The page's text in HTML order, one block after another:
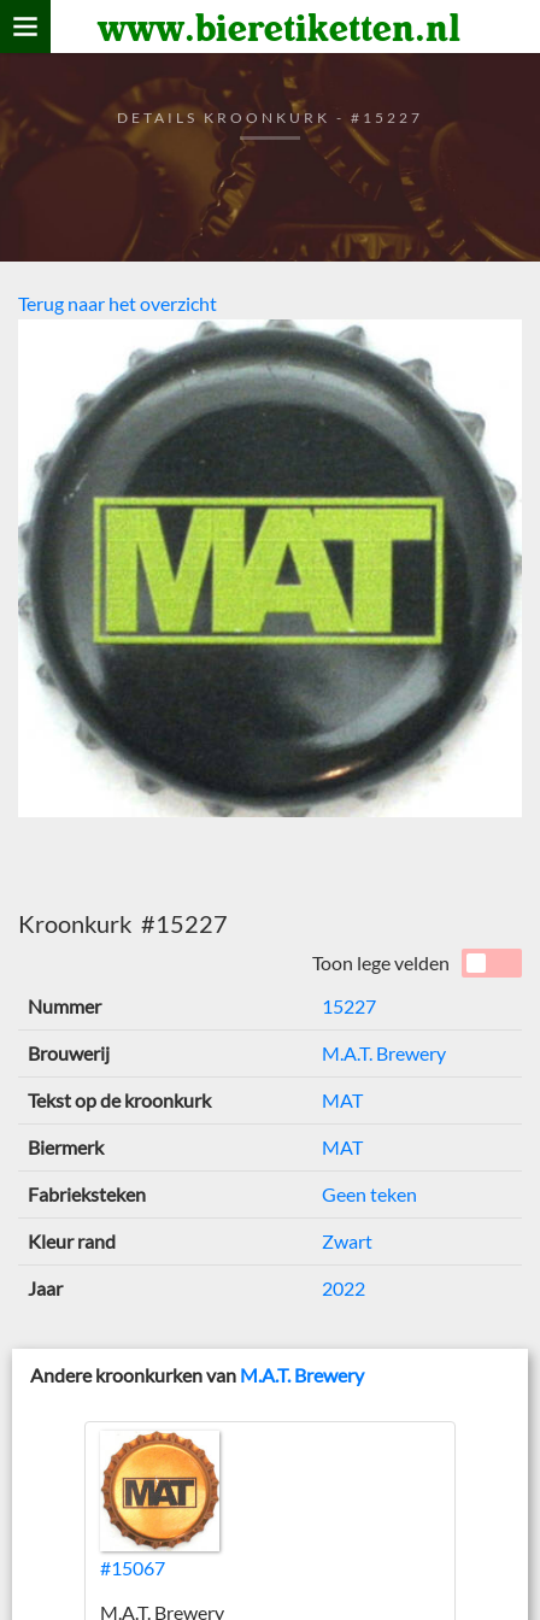
www.bieretiketten.nl
Home
De bierkaart
DETAILS KROONKURK - #15227
Terug naar het overzicht
Kroonkurk #15227
Toon lege velden
Nummer
15227
Brouwerij M.A.T. Brewery
Tekst op de kroonkurk MAT
Biermerk MAT
Fabrieksteken Geen teken
Kleur rand Zwart
Jaar 2022
Andere kroonkurken van M.A.T. Brewery
#15067
M.A.T. Brewery